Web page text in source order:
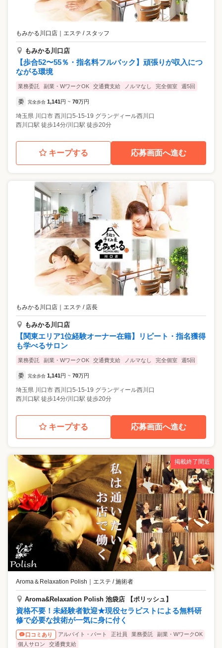
もみかる川口店 エステ / スタッフ
もみかる川口店
【歩合52〜55％・指名料フルバック】頑張りが収入につ
ながる環境
業務委託 副業・WワークOK 交通費支給 ノルマなし 完全個室 週5回
委 完全歩合 1,141円 ~ 70万円
埼玉県 川口市 西川口5-15-19 グランディール西川口
西川口駅 徒歩14分/川口駅 徒歩20分
キープする 応募画面へ進む
もみかる川口店 エステ / 店長
もみかる川口店
【関東エリア1位経験オーナー在籍】リピート・指名獲得
も学べるサロン
業務委託 副業・WワークOK 交通費支給 ノルマなし 完全個室 週5回
委 完全歩合 1,141 円 ~ 70万円
埼玉県 川口市 西川口5-15-19 グランディール西川口
西川口駅 徒歩14分/川口駅 徒歩20分
キープする 応募画面へ進む
掲載終了間近
Aroma＆Relaxation Polish ｜ エステ / 施術者
Aroma&Relaxation Polish 池袋店 【ポリッシュ】
資格不要！未経験者歓迎★現役セラピストによる無料研
修で必要な技術が一気に身に付く
口コミあり アルバイト・パート 正社員 業務委託
副業・WワークOK
個人サロン
交通費支給